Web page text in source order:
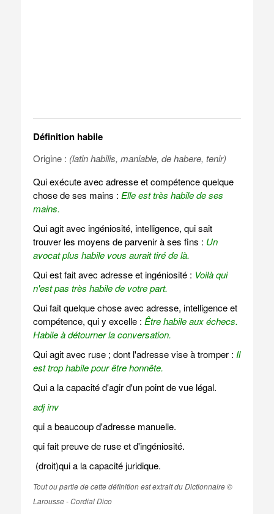
Définition habile
Origine : (latin habilis, maniable, de habere, tenir)
Qui exécute avec adresse et compétence quelque
chose de ses mains : Elle est très habile de ses
mains.
Qui agit avec ingéniosité, intelligence, qui sait
trouver les moyens de parvenir à ses fins : Un
avocat plus habile vous aurait tiré de là.
Qui est fait avec adresse et ingéniosité : Voilà qui
n'est pas très habile de votre part.
Qui fait quelque chose avec adresse, intelligence et
compétence, qui y excelle : Être habile aux échecs.
Habile à détourner la conversation.
Qui agit avec ruse ; dont l'adresse vise à tromper : Il
est trop habile pour être honnête.
Qui a la capacité d'agir d'un point de vue légal.
adj inv
qui a beaucoup d'adresse manuelle.
qui fait preuve de ruse et d'ingéniosité.
(droit)qui a la capacité juridique.
Tout ou partie de cette définition est extrait du Dictionnaire ©
Larousse - Cordial Dico